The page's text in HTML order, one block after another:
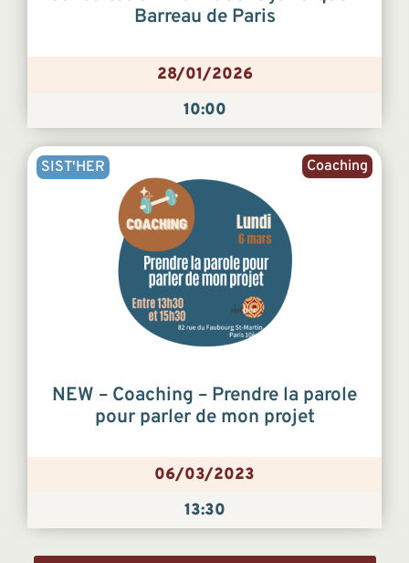
Barreau de Paris
28/01/2026
10:00
Coaching
SIST'HER
NEW – Coaching – Prendre la parole
pour parler de mon projet
06/03/2023
13:30